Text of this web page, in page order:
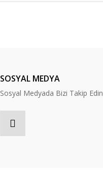
SOSYAL MEDYA
Sosyal Medyada Bizi Takip Edin